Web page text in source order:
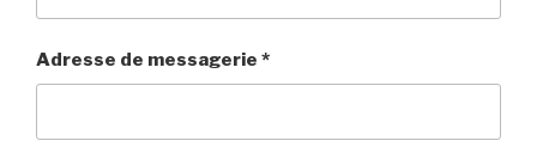
Adresse de messagerie *